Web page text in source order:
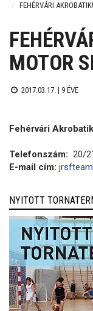
FEHÉRVÁRI
MOTOR
2017.03.17. | 9 ÉVE
Fehérvári
Telefonszám: 20/
E-mail cím:
NYITOTT